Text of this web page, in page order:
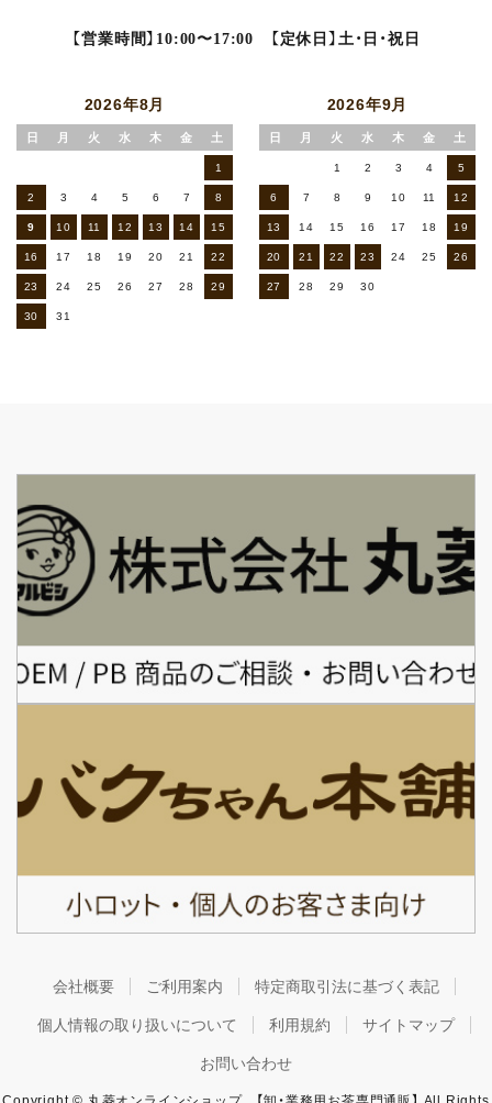
【営業時間】10:00〜17:00 【定休日】土・日・祝日
2026年8月
日 月 火 水 木 金 土
1
2 3 4 5 6 7 8
9 10 11 12 13 14 15
16 17 18 19 20 21 22
23 24 25 26 27 28 29
30 31
2026年9月
日 月 火 水 木 金 土
1 2 3 4 5
6 7 8 9 10 11 12
13 14 15 16 17 18 19
20 21 22 23 24 25 26
27 28 29 30
会社概要 ご利用案内 特定商取引法に基づく表記
個人情報の取り扱いについて 利用規約 サイトマップ
お問い合わせ